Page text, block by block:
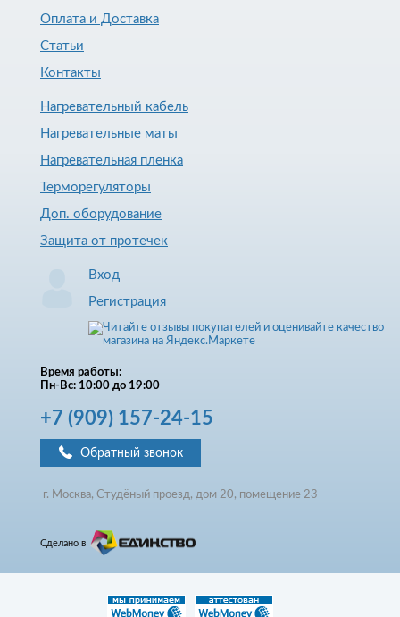
Оплата и Доставка
Статьи
Контакты
Нагревательный кабель
Нагревательные маты
Нагревательная пленка
Терморегуляторы
Доп. оборудование
Защита от протечек
Вход
Регистрация
Время работы:
Пн-Вс: 10:00 до 19:00
+7 (909) 157-24-15
Обратный звонок
г. Москва, Студёный проезд, дом 20, помещение 23
Сделано в